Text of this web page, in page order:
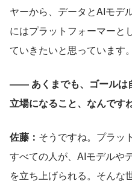
ヤーから、データとAIモデ
にはプラットフォーマーと
ていきたいと思っています。
―― あくまでも、ゴールは
立場になること、なんですね
佐藤： そうですね。プラッ
すべての人が、AIモデルや
を立ち上げられる。そんな